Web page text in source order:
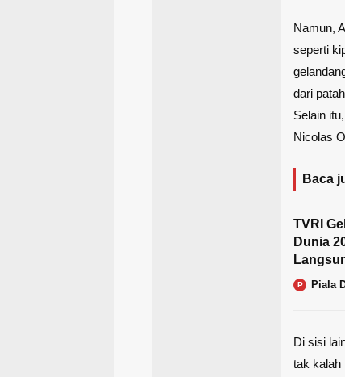
Namun,
seperti
dari
Selain
Nicolas
Baca
TVRI
Dunia
P Piala
Di sisi
tak kalah